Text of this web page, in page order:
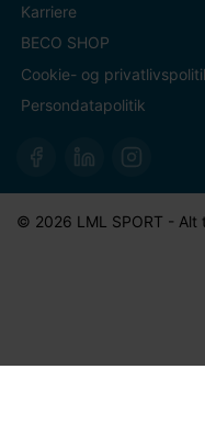
Karriere
BECO SHOP
Cookie- og
Persondatapolitik
© 2026 LML SPORT -